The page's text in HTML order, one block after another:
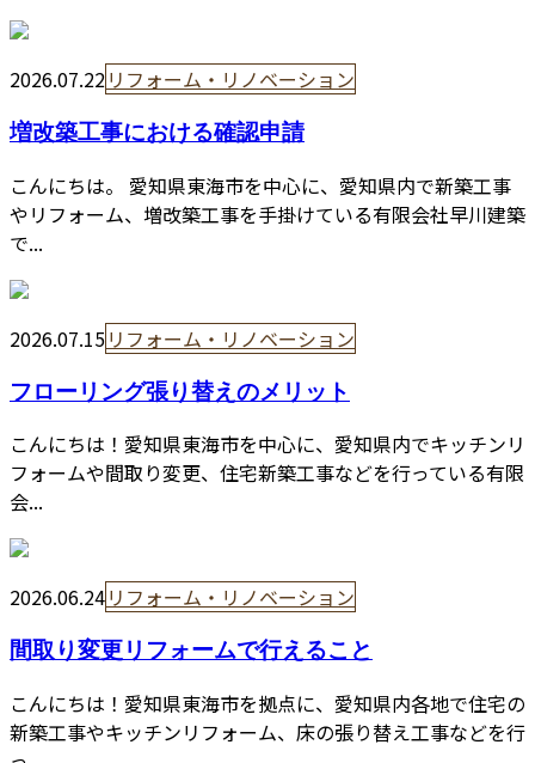
2026.07.22リフォーム・リノベーション
増改築工事における確認申請
こんにちは。 愛知県東海市を中心に、愛知県内で新築工事
やリフォーム、増改築工事を手掛けている有限会社早川建築
で...
2026.07.15リフォーム・リノベーション
フローリング張り替えのメリット
こんにちは！愛知県東海市を中心に、愛知県内でキッチンリ
フォームや間取り変更、住宅新築工事などを行っている有限
会...
2026.06.24リフォーム・リノベーション
間取り変更リフォームで行えること
こんにちは！愛知県東海市を拠点に、愛知県内各地で住宅の
新築工事やキッチンリフォーム、床の張り替え工事などを行